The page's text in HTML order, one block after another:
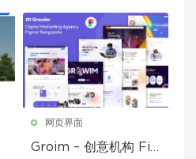
网页界面
Groim – 创意机构 Fig